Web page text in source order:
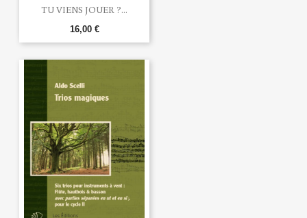
TU VIENS JOUER ?...
16,00 €